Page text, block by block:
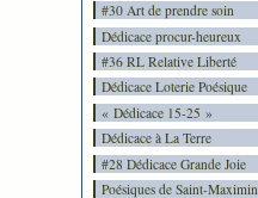
#30 Art de prendre soin
Dédicace procur-heureux
#36 RL Relative Liberté
Dédicace Loterie Poésique
« Dédicace 15-25 »
Dédicace à La Terre
#28 Dédicace Grande Joie
Poésiques de Saint-Maximin